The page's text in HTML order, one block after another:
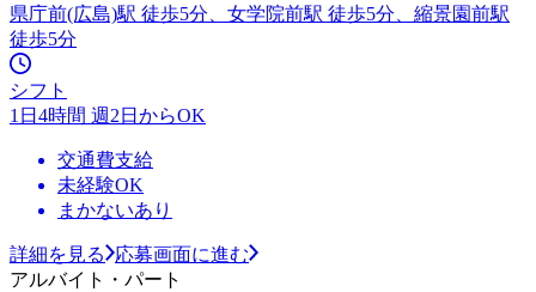
県庁前(広島)駅 徒歩5分、女学院前駅 徒歩5分、縮景園前駅
徒歩5分
シフト
1日4時間 週2日からOK
交通費支給
未経験OK
まかないあり
詳細を見る
応募画面に進む
アルバイト・パート